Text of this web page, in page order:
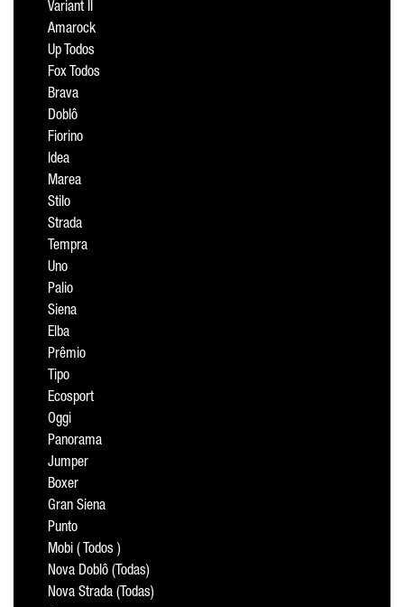
Variant II
Amarock
Up Todos
Fox Todos
Brava
Doblô
Fiorino
Idea
Marea
Stilo
Strada
Tempra
Uno
Palio
Siena
Elba
Prêmio
Tipo
Ecosport
Oggi
Panorama
Jumper
Boxer
Gran Siena
Punto
Mobi ( Todos )
Nova Doblô (Todas)
Nova Strada (Todas)